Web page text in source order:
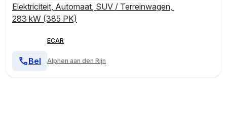
Elektriciteit, Automaat, SUV / Terreinwagen,
283 kW (385 PK)
ECAR
Alphen aan den Rijn
Bel